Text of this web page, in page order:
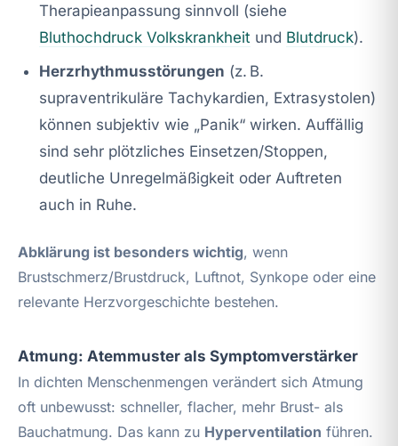
Therapieanpassung sinnvoll (siehe
Bluthochdruck Volkskrankheit und Blutdruck).
Herzrhythmusstörungen (z. B.
supraventrikuläre Tachykardien, Extrasystolen)
können subjektiv wie „Panik“ wirken. Auffällig
sind sehr plötzliches Einsetzen/Stoppen,
deutliche Unregelmäßigkeit oder Auftreten
auch in Ruhe.
Abklärung ist besonders wichtig, wenn
Brustschmerz/Brustdruck, Luftnot, Synkope oder eine
relevante Herzvorgeschichte bestehen.
Atmung: Atemmuster als Symptomverstärker
In dichten Menschenmengen verändert sich Atmung
oft unbewusst: schneller, flacher, mehr Brust- als
Bauchatmung. Das kann zu Hyperventilation führen.